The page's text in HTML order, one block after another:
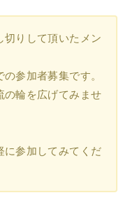
切りして頂いたメン
参加者募集です。
の輪を広げてみませ
に参加してみてくだ